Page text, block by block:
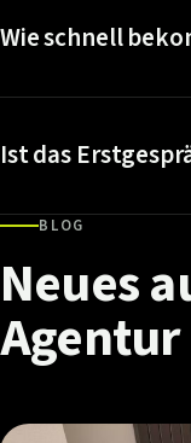
Wie schnell
Ist das
BLOG
Neues
Agentur